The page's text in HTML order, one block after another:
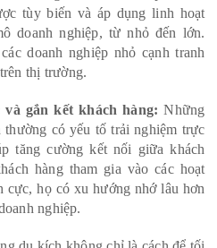
tùy biến và áp dụng linh hoạt
doanh nghiệp, từ nhỏ đến lớn.
doanh nghiệp nhỏ cạnh tranh
thị trường.
gắn kết khách hàng: Những
có yếu tố trải nghiệm trực
tăng cường kết nối giữa khách
hàng tham gia vào các hoạt
cực, họ có xu hướng nhớ lâu hơn
nghiệp.